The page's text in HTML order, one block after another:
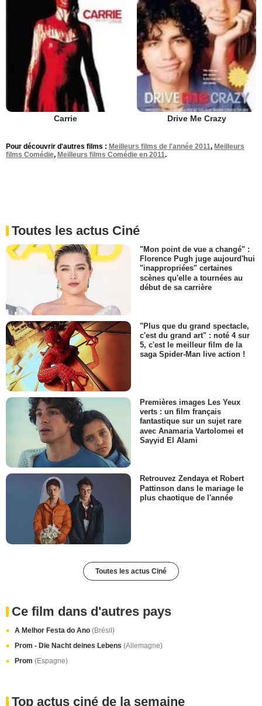
Carrie Drive Me Crazy
Pour découvrir d'autres films : Meilleurs films de l'année 2011, Meilleurs
films Comédie, Meilleurs films Comédie en 2011.
Toutes les actus Ciné
"Mon point de vue a changé" :
Florence Pugh juge aujourd'hui
"inappropriées" certaines
scènes qu'elle a tournées au
début de sa carrière
"Plus que du grand spectacle,
c'est du grand art" : noté 4 sur
5, c'est le meilleur film de la
saga Spider-Man live action !
Premières images Les Yeux
verts : un film français
fantastique sur un sujet rare
avec Anamaria Vartolomei et
Sayyid El Alami
Retrouvez Zendaya et Robert
Pattinson dans le mariage le
plus chaotique de l'année
Toutes les actus Ciné
Ce film dans d'autres pays
A Melhor Festa do Ano (Brésil)
Prom - Die Nacht deines Lebens (Allemagne)
Prom (Espagne)
Top actus ciné de la semaine